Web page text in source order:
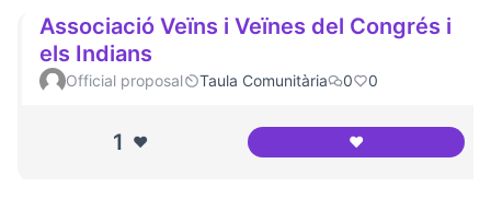
Associació Veïns i Veïnes del Congrés i
els Indians
Official proposal Taula Comunitària 0 0
1 ❤️ ❤️Associació Veïns